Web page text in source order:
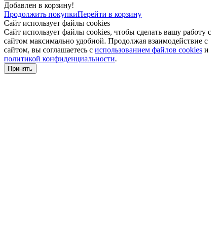
Добавлен в корзину!
Продолжить покупкиПерейти в корзину
Сайт использует файлы cookies
Сайт использует файлы cookies, чтобы сделать вашу работу с
сайтом максимально удобной. Продолжая взаимодействие с
сайтом, вы соглашаетесь с использованием файлов cookies и
политикой конфиденциальности.
Принять